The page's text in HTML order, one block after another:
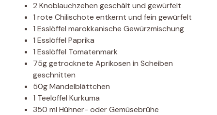
2 Knoblauchzehen geschält und gewürfelt
1 rote Chilischote entkernt und fein gewürfelt
1 Esslöffel marokkanische Gewürzmischung
1 Esslöffel Paprika
1 Esslöffel Tomatenmark
75g getrocknete Aprikosen in Scheiben
geschnitten
50g Mandelblättchen
1 Teelöffel Kurkuma
350 ml Hühner- oder Gemüsebrühe